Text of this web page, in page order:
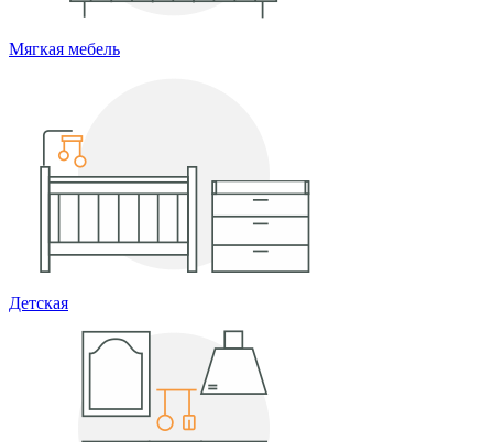
Мягкая мебель
Детская